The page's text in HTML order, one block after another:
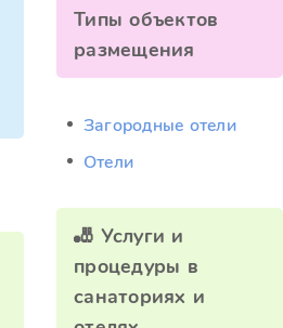
Типы объектов
размещения
Загородные отели
Отели
🎳 Услуги и
процедуры в
санаториях и